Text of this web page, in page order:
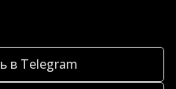
в Telegram